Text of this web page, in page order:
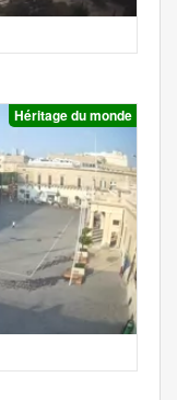
Héritage du monde